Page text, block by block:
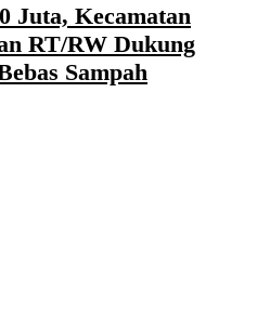
Juta, Kecamatan
RT/RW Dukung
Sampah